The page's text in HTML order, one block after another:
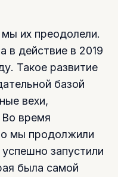
их преодолели.
в действие в 2019
Такое развитие
базой
вехи,
время
мы продолжили
запустили
была самой